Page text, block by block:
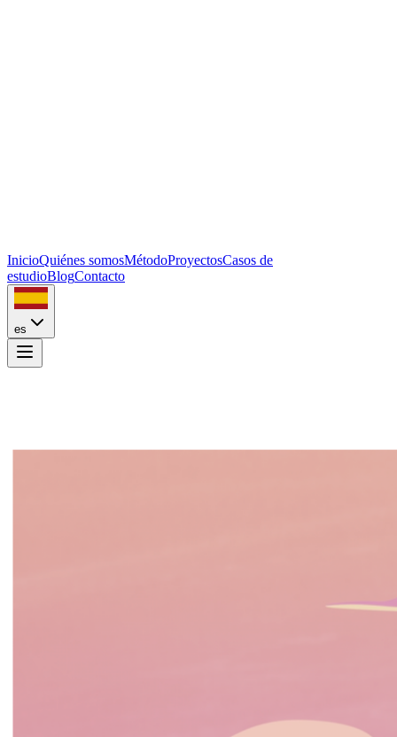
InicioQuiénes somosMétodoProyectosCasos de
estudioBlogContacto
es